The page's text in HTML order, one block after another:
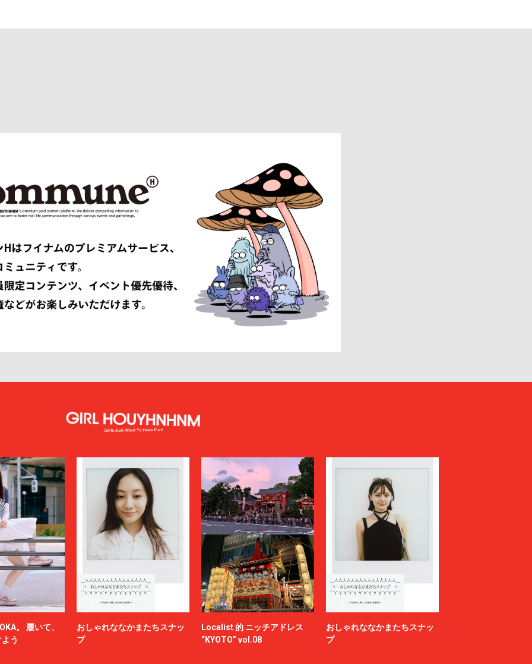
。 履いて、
う
おしゃれななかまたちスナッ
プ
Localist 的 ニッチアドレス
“KYOTO” vol.08
おしゃれななかまたちスナッ
プ